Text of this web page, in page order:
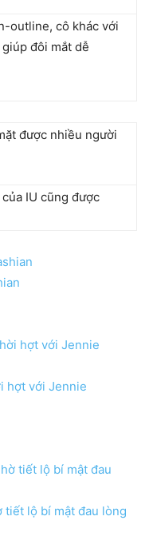
outline, cô khác với
đôi mắt dễ
IU cũng được
hợt với Jennie
tiết lộ bí mật đau lòng